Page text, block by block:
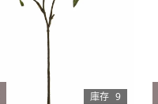
庫存 9